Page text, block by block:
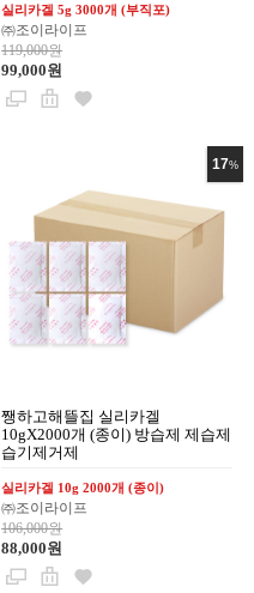
실리카겔 5g 3000개 (부직포)
㈜조이라이프
119,000원
99,000원
17%
쨍하고해뜰집 실리카겔
10gX2000개 (종이) 방습제 제습제
습기제거제
실리카겔 10g 2000개 (종이)
㈜조이라이프
106,000원
88,000원